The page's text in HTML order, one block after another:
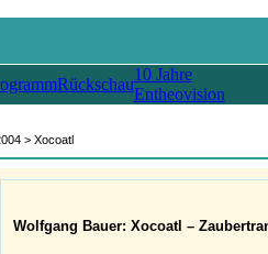
Rückschau
10 Jahre
Entheovision
> Xocoatl
Wolfgang Bauer: Xocoatl –